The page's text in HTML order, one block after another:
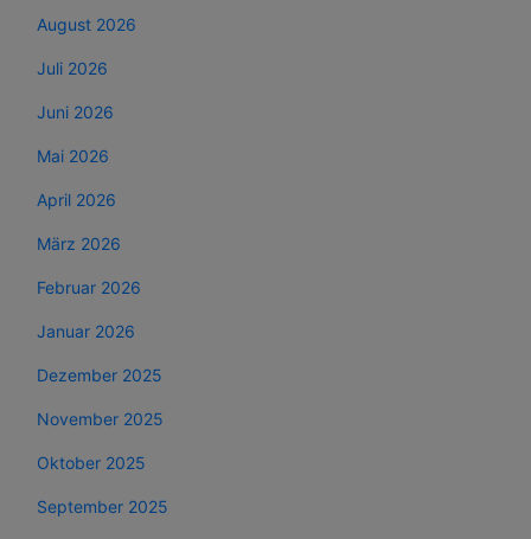
August 2026
Juli 2026
Juni 2026
Mai 2026
April 2026
März 2026
Februar 2026
Januar 2026
Dezember 2025
November 2025
Oktober 2025
September 2025